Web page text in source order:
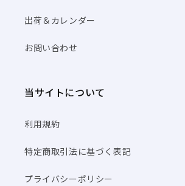
出荷＆カレンダー
お問い合わせ
当サイトについて
利用規約
特定商取引法に基づく表記
プライバシーポリシー